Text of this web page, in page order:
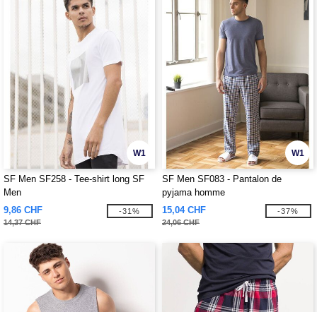
W1
SF Men SF258 - Tee-shirt long SF
Men
9,86 CHF
14,37 CHF
-31%
W1
SF Men SF083 - Pantalon de
pyjama homme
15,04 CHF
24,06 CHF
-37%